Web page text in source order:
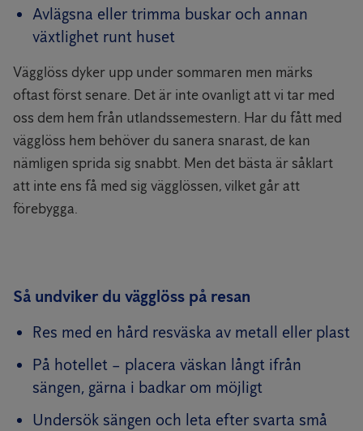
Avlägsna eller trimma buskar och annan
växtlighet runt huset
Vägglöss dyker upp under sommaren men märks
oftast först senare. Det är inte ovanligt att vi tar med
oss dem hem från utlandssemestern. Har du fått med
vägglöss hem behöver du sanera snarast, de kan
nämligen sprida sig snabbt. Men det bästa är såklart
att inte ens få med sig vägglössen, vilket går att
förebygga.
Så undviker du vägglöss på resan
Res med en hård resväska av metall eller plast
På hotellet – placera väskan långt ifrån
sängen, gärna i badkar om möjligt
Undersök sängen och leta efter svarta små